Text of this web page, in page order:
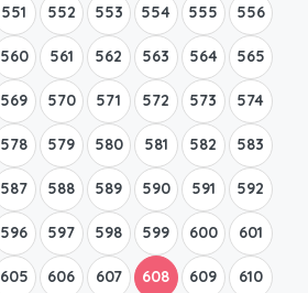
551 552 553 554 555 556
560 561 562 563 564 565
569 570 571 572 573 574
578 579 580 581 582 583
587 588 589 590 591 592
596 597 598 599 600 601
605 606 607 608 609 610